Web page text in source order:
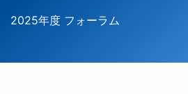
2025年度 フォーラム